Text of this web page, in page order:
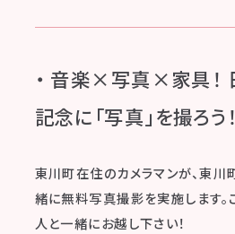
・ 音楽×写真×家具！
記念に「写真」を撮ろう！
東川町在住のカメラマンが、東
緒に無料写真撮影を実施します
人と一緒にお越し下さい！